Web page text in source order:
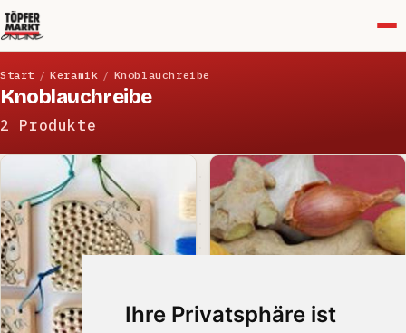
Ihre Privatsphäre ist
Start / Keramik / Knoblauchreibe
Knoblauchreibe
2 Produkte